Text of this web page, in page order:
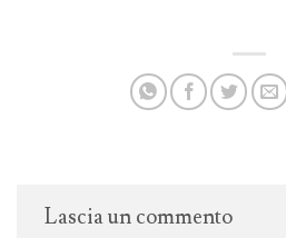
Lascia un commento